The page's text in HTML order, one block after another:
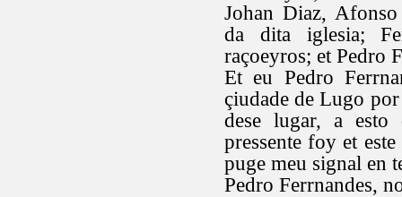
Johan Diaz,
da dita iglesia;
raçoeyros; et Pedro
Et eu Pedro
çiudade de Lugo
dese lugar, a esto
pressente foy et
puge meu signal en
Pedro Ferrnandes,